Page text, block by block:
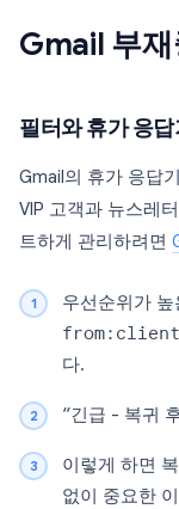
Gmail 부재
필터와 휴가 응답
Gmail의 휴가 응답
VIP 고객과 뉴스레
트하게 관리하려면
우선순위가
다.
“긴급 - 복귀
이렇게 하면
없이 중요한